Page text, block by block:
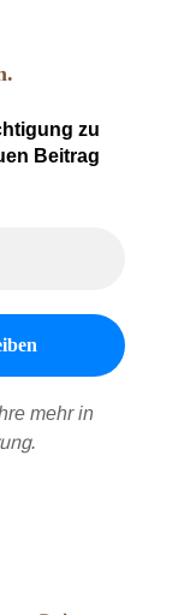
zu
Beitrag
mehr in
.